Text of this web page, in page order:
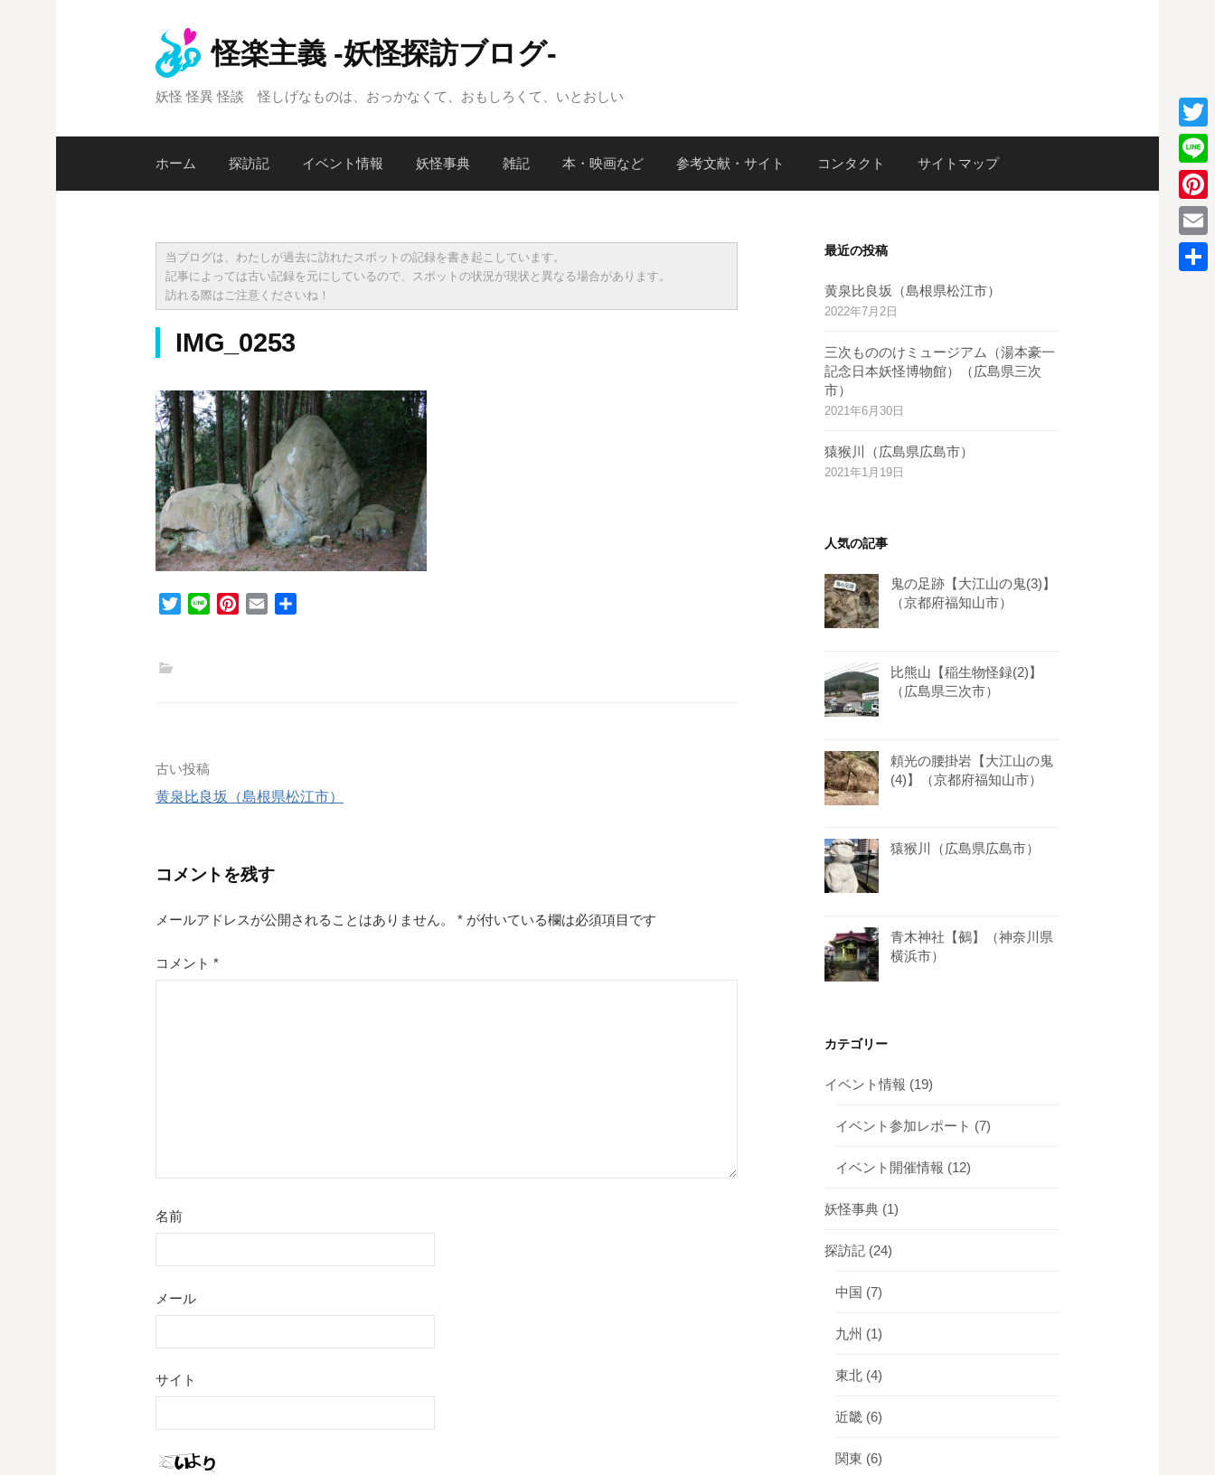
へ
怪楽主義 -妖怪探訪ブログ-
妖怪 怪異 怪談 怪しげなものは、おっかなくて、おもしろくて、いとおしい
ホーム 探訪記 イベント情報 妖怪事典 雑記 本・映画など 参考文献・サイト コンタクト サイトマップ
当ブログは、わたしが過去に訪れたスポットの記録を書き起こしています。
記事によっては古い記録を元にしているので、スポットの状況が現状と異なる場合があります。
訪れる際はご注意くださいね！
IMG_0253
投
稿
ビ
ゲ
ー
古い投稿
黄泉比良坂（島根県松江市）
コメントを残す
メールアドレスが公開されることはありません。 * が付いている欄は必須項目です
コメント *
名前
メール
サイト
最近の投稿
黄泉比良坂（島根県松江市）
2022年7月2日
三次もののけミュージアム（湯本豪一
記念日本妖怪博物館）（広島県三次
市）
2021年6月30日
猿猴川（広島県広島市）
2021年1月19日
人気の記事
鬼の足跡【大江山の鬼(3)】
（京都府福知山市）
比熊山【稲生物怪録(2)】
（広島県三次市）
頼光の腰掛岩【大江山の鬼
(4)】（京都府福知山市）
猿猴川（広島県広島市）
青木神社【鵺】（神奈川県
横浜市）
カテゴリー
イベント情報 (19)
イベント参加レポート (7)
イベント開催情報 (12)
妖怪事典 (1)
探訪記 (24)
中国 (7)
九州 (1)
東北 (4)
近畿 (6)
関東 (6)
T
w
i
L
i
n
e
P
i
n
E